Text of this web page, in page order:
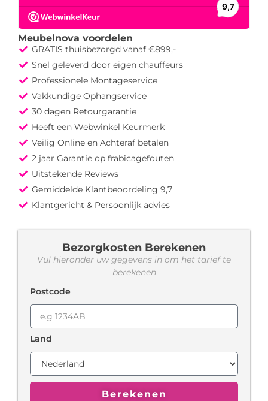
Meubelnova voordelen
GRATIS thuisbezorgd vanaf €899,-
Snel geleverd door eigen chauffeurs
Professionele Montageservice
Vakkundige Ophangservice
30 dagen Retourgarantie
Heeft een Webwinkel Keurmerk
Veilig Online en Achteraf betalen
2 jaar Garantie op frabicagefouten
Uitstekende Reviews
Gemiddelde Klantbeoordeling 9,7
Klantgericht & Persoonlijk advies
Bezorgkosten Berekenen
Vul hieronder uw gegevens in om het tarief te
berekenen
Postcode
Land
Berekenen